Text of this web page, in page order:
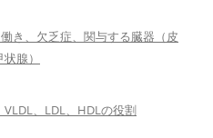
き、欠乏症、関与する臓器（皮
腺）
、LDL、HDLの役割